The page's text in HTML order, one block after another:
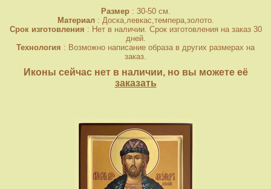
Размер: 30-50 см.
Материал: Доска,левкас,темпера,золото.
Срок изготовления : Нет в наличии. Срок изготовления на заказ 30
дней.
Технология : Возможно написание образа в других размерах на
заказ.
Иконы сейчас нет в наличии, но вы можете её
заказать